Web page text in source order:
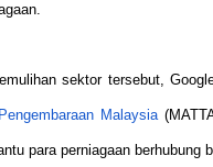
sektor tersebut,
Malaysia
para perniagaan berhubung